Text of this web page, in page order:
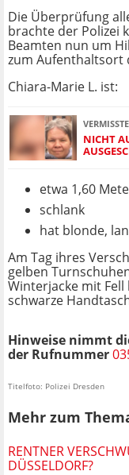
Die Überprüfung
brachte der Polizei
Beamten nun um
zum Aufenthaltsort
Chiara-Marie L. ist:
NICHT
etwa 1,60
schlank
hat blonde,
Am Tag ihres
gelben
Winterjacke mit
schwarze
Hinweise nimmt
der Rufnummer
Titelfoto: Polizei Dresden
Mehr zum
RENTNER
DÜSSELDORF?